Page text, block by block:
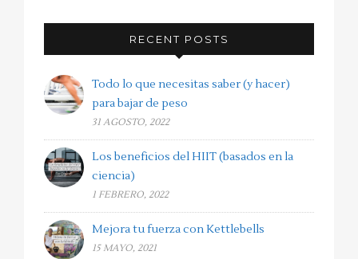
RECENT POSTS
Todo lo que necesitas saber (y hacer)
para bajar de peso
31 AGOSTO, 2022
Los beneficios del HIIT (basados en la
ciencia)
1 FEBRERO, 2022
Mejora tu fuerza con Kettlebells
15 MAYO, 2021